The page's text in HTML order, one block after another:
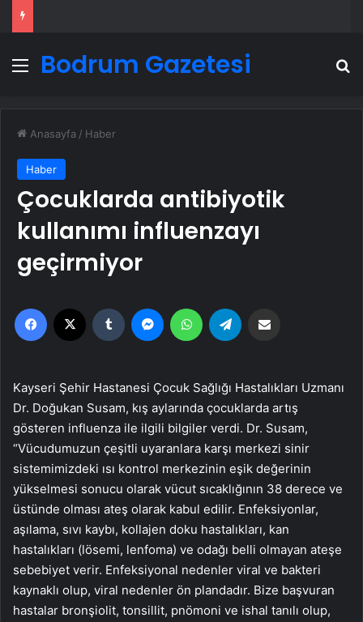
Menü
Bodrum Gazetesi
Anasayfa / Haber
Haber
Çocuklarda antibiyotik
kullanımı influenzayı
geçirmiyor
Facebook Tumblr MessengerWhatsApp
Kayseri Şehir Hastanesi Çocuk Sağlığı Hastalıkları Uzmanı
Dr. Doğukan Susam, kış aylarında çocuklarda artış
gösteren influenza ile ilgili bilgiler verdi. Dr. Susam,
“Vücudumuzun çeşitli uyaranlara karşı merkezi sinir
sistemimizdeki ısı kontrol merkezinin eşik değerinin
yükselmesi sonucu olarak vücut sıcaklığının 38 derece ve
üstünde olması ateş olarak kabul edilir. Enfeksiyonlar,
aşılama, sıvı kaybı, kollajen doku hastalıkları, kan
hastalıkları (lösemi, lenfoma) ve odağı belli olmayan ateşe
sebebiyet verir. Enfeksiyonal nedenler viral ve bakteri
kaynaklı olup, viral nedenler ön plandadır. Bize başvuran
hastalar bronşiolit, tonsillit, pnömoni ve ishal tanılı olup,